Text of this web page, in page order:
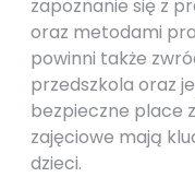
zapoznanie się z
oraz metodami
powinni także
przedszkola oraz
bezpieczne place
zajęciowe mają
dzieci.